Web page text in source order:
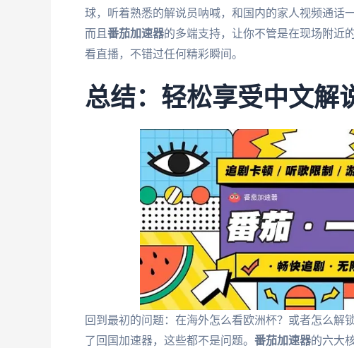
球，听着熟悉的解说员呐喊，和国内的家人视频通
而且 番茄加速器的多端支持，让你不管是在现场附近
看直播，不错过任何精彩瞬间。
总结：轻松享受中文解
回到最初的问题：在海外怎么看欧洲杯？或者怎么解
了回国加速器，这些都不是问题。 番茄加速器的六大